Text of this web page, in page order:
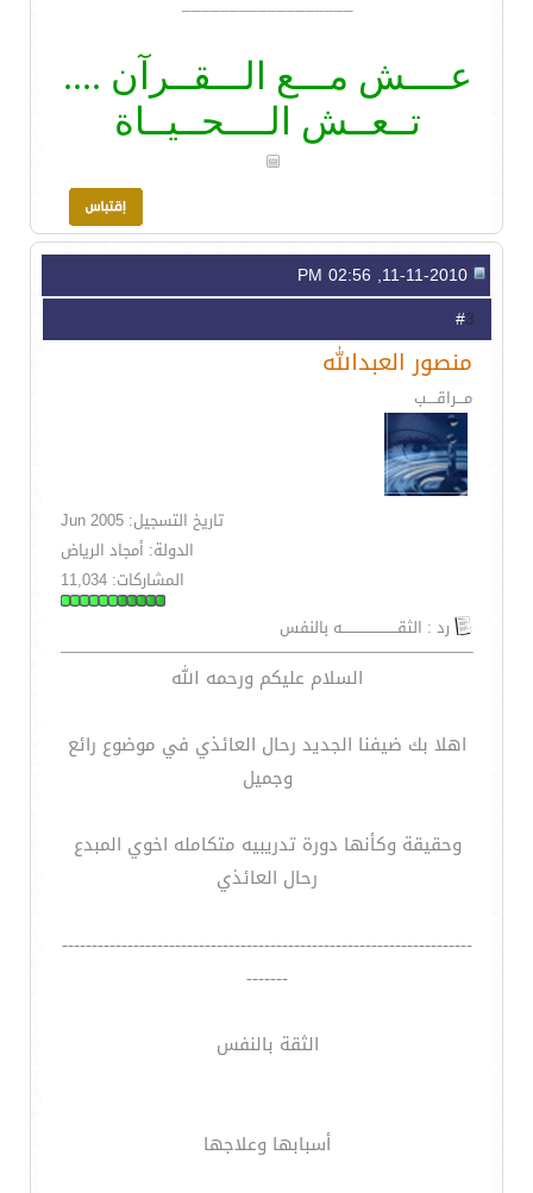
عــــش مـــع الـــقــرآن ....
تــعــش الــــحــيــاة
3
منصور العبدالله
مـــراقــــب
تاريخ التسجيل: Jun 2005
الدولة: أمجاد الرياض
المشاركات: 11,034
رد : الثقـــــــــــــــــــــــه بالنفس
السلام عليكم ورحمه الله
اهلا بك ضيفنا الجديد رحال العائذي في موضوع رائع
وجميل
وحقيقة وكأنها دورة تدريبيه متكامله اخوي المبدع
رحال العائذي
---------------------------------------------------------------------
-------
الثقة بالنفس
أسبابها وعلاجها